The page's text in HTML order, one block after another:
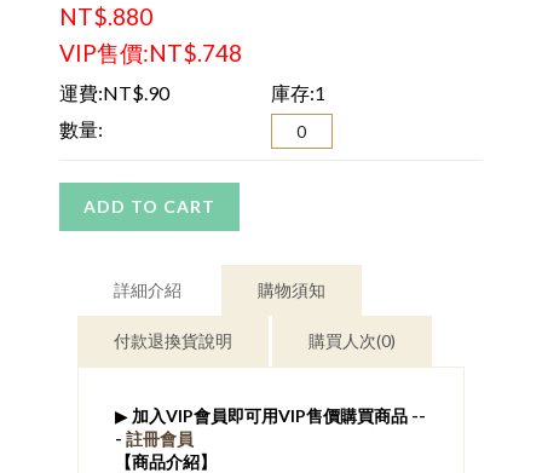
NT$.880
VIP售價:NT$.748
運費:NT$.90
庫存:1
數量:
ADD TO CART
詳細介紹 購物須知
付款退換貨說明 購買人次(0)
▶ 加入VIP會員即可用VIP售價購買商品 --
- 註冊會員
【商品介紹】